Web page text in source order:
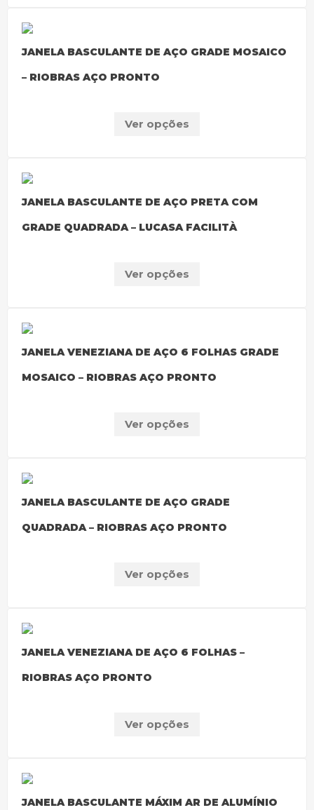
JANELA BASCULANTE DE AÇO GRADE MOSAICO
– RIOBRAS AÇO PRONTO
Ver opções
JANELA BASCULANTE DE AÇO PRETA COM
GRADE QUADRADA – LUCASA FACILITÀ
Ver opções
JANELA VENEZIANA DE AÇO 6 FOLHAS GRADE
MOSAICO – RIOBRAS AÇO PRONTO
Ver opções
JANELA BASCULANTE DE AÇO GRADE
QUADRADA – RIOBRAS AÇO PRONTO
Ver opções
JANELA VENEZIANA DE AÇO 6 FOLHAS –
RIOBRAS AÇO PRONTO
Ver opções
JANELA BASCULANTE MÁXIM AR DE ALUMÍNIO